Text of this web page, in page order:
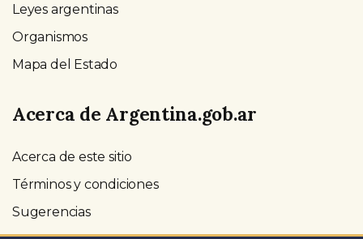
Leyes argentinas
Organismos
Mapa del Estado
Acerca de Argentina.gob.ar
Acerca de este sitio
Términos y condiciones
Sugerencias